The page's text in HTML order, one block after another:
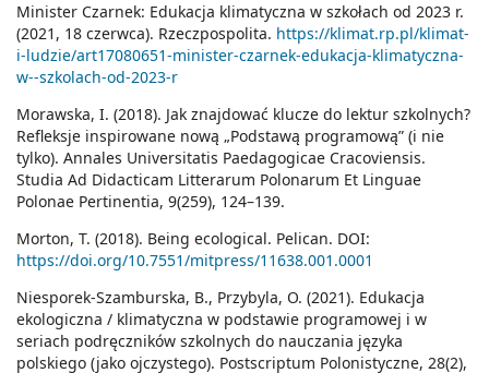
Minister Czarnek: Edukacja klimatyczna w szkołach od 2023 r.
(2021, 18 czerwca). Rzeczpospolita. https://klimat.rp.pl/klimat-
i-ludzie/art17080651-minister-czarnek-edukacja-klimatyczna-
w--szkolach-od-2023-r
Morawska, I. (2018). Jak znajdować klucze do lektur szkolnych?
Refleksje inspirowane nową „Podstawą programową” (i nie
tylko). Annales Universitatis Paedagogicae Cracoviensis.
Studia Ad Didacticam Litterarum Polonarum Et Linguae
Polonae Pertinentia, 9(259), 124–139.
Morton, T. (2018). Being ecological. Pelican. DOI:
https://doi.org/10.7551/mitpress/11638.001.0001
Niesporek-Szamburska, B., Przybyla, O. (2021). Edukacja
ekologiczna / klimatyczna w podstawie programowej i w
seriach podręczników szkolnych do nauczania języka
polskiego (jako ojczystego). Postscriptum Polonistyczne, 28(2),